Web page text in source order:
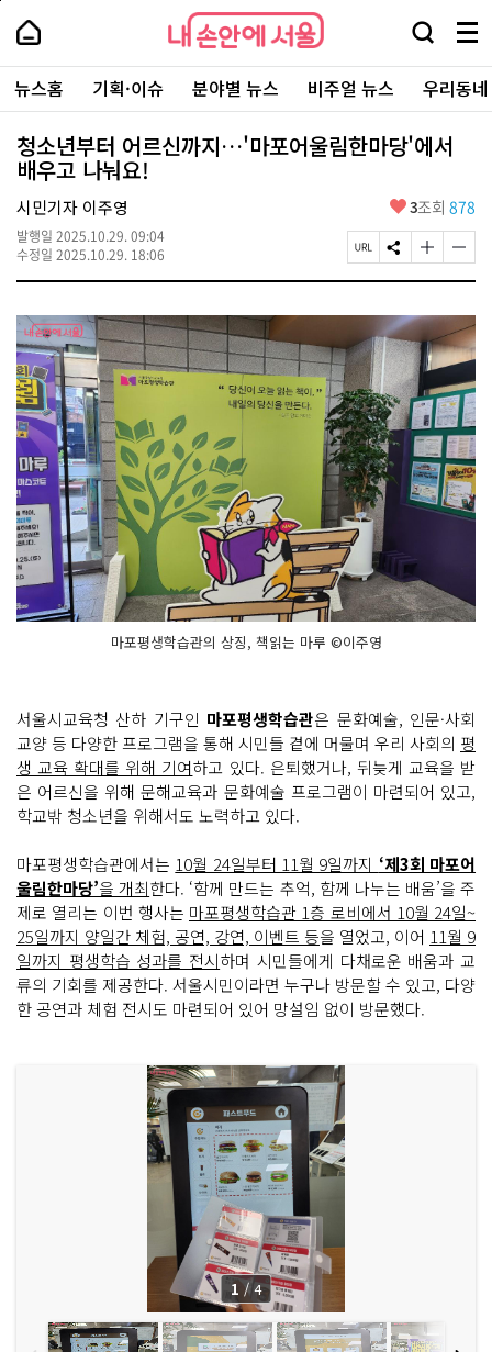
본
로
가
내
손
안
에
서
울
-
서
울
시
대
표
소
통
포
내
손
에
울
검
창
열
기
메
뉴
전
체
보
주
요
서
뉴스홈 기획·이슈 분야별 뉴스 비주얼 뉴스 우리동
청소년부터 어르신까지…'마포어울림한마당'에서
배우고 나눠요!
시민기자 이주영
발행일 2025.10.29. 09:04
수정일 2025.10.29. 18:06
좋
요
3조회 878
페
이
U
R
L
복
사
S
N
공
유
하
기
글
자
기
크
게
변
경
하
기
글
자
기
작
게
변
경
하
기
마포평생학습관의 상징, 책읽는 마루 ©이주영
서울시교육청 산하 기구인 마포평생학습관은 문화예술, 인문·사회
교양 등 다양한 프로그램을 통해 시민들 곁에 머물며 우리 사회의 평
생 교육 확대를 위해 기여하고 있다. 은퇴했거나, 뒤늦게 교육을 받
은 어르신을 위해 문해교육과 문화예술 프로그램이 마련되어 있고,
학교밖 청소년을 위해서도 노력하고 있다.
마포평생학습관에서는 10월 24일부터 11월 9일까지 ‘제3회 마포어
울림한마당’을 개최한다. ‘함께 만드는 추억, 함께 나누는 배움’을 주
제로 열리는 이번 행사는 마포평생학습관 1층 로비에서 10월 24일~
25일까지 양일간 체험, 공연, 강연, 이벤트 등을 열었고, 이어 11월 9
일까지 평생학습 성과를 전시하며 시민들에게 다채로운 배움과 교
류의 기회를 제공한다. 서울시민이라면 누구나 방문할 수 있고, 다양
한 공연과 체험 전시도 마련되어 있어 망설임 없이 방문했다.
1 / 4
페
상
단
로